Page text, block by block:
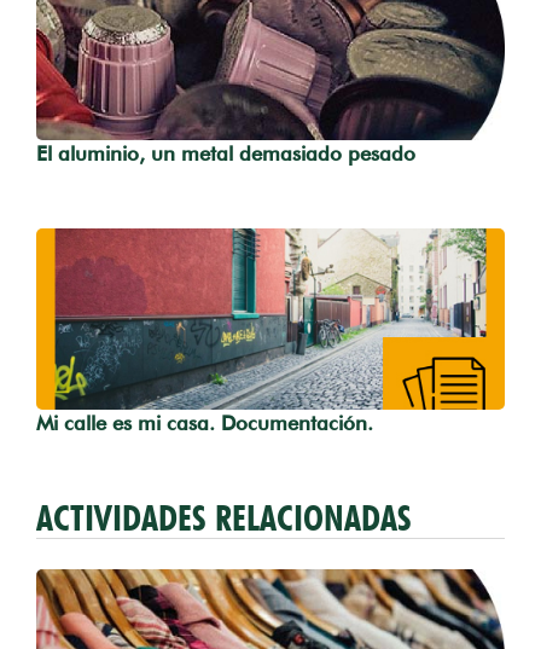
El aluminio, un metal demasiado pesado
Mi calle es mi casa. Documentación.
ACTIVIDADES RELACIONADAS